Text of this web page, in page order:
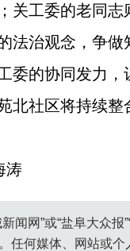
关工委的老同
法治观念，争做
委的协同发力
北社区将持续
涛
闻网”或“盐阜大众
任何媒体、网站或